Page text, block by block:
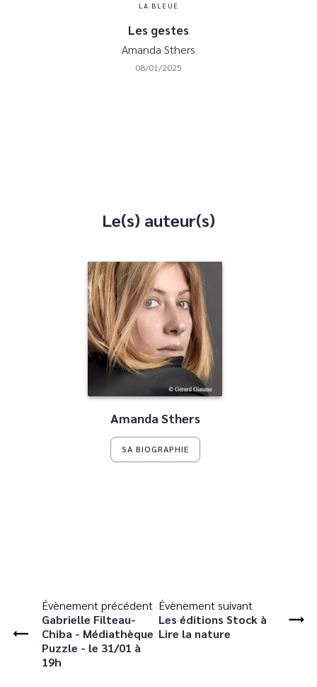
LA BLEUE
Les gestes
Amanda Sthers
08/01/2025
Le(s) auteur(s)
Amanda Sthers
SA BIOGRAPHIE
Évènement précédent
Gabrielle Filteau-
Chiba - Médiathèque
Puzzle - le 31/01 à
19h
Évènement suivant
Les éditions Stock à
Lire la nature